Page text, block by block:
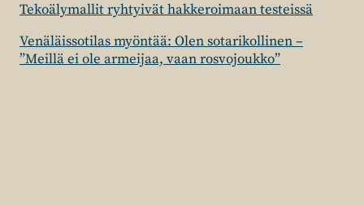
Tekoälymallit ryhtyivät hakkeroimaan testeissä
Venäläissotilas myöntää: Olen sotarikollinen –
”Meillä ei ole armeijaa, vaan rosvojoukko”